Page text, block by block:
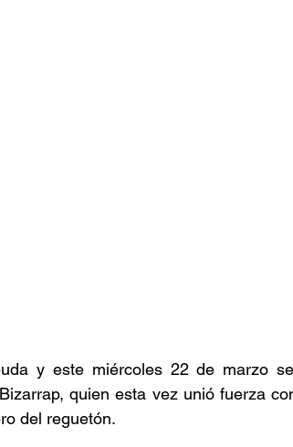
y este miércoles 22 de marzo
quien esta vez unió fuerza
del reguetón.